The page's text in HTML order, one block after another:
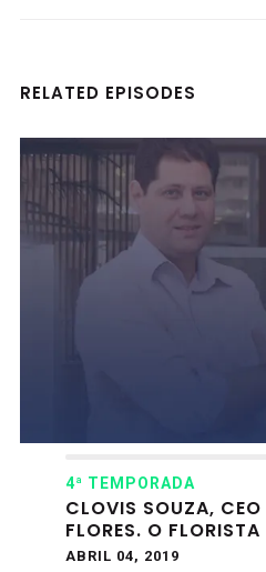
RELATED EPISODES
4ª TEMPORADA
CLOVIS SOUZA,
FLORES. O
ABRIL 04, 2019